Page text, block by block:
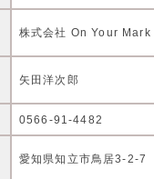
株式会社 On Your Mark
矢田洋次郎
0566-91-4482
愛知県知立市鳥居3-2-7